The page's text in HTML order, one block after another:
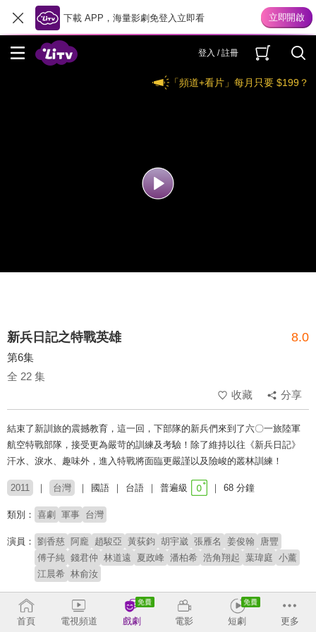
下載 APP，海量影劇免登入立即看
登入 / 註冊
「頻道+看片」每月只要 $199？
新兵日記之特戰英雄 8.0
第6集
全 22 集
收藏
分享
結束了新訓旅的震撼教育，這一回，下部隊的新兵們來到了六〇一旅陸軍
航空特戰部隊，接受更為嚴苛的訓練及考驗！除了維持以往《新兵日記》
汗水、淚水、趣味外，進入特戰將面臨更嚴謹以及險峻的叢林訓練！
2011 台灣 國語 台語 普遍級 68 分鐘
類別： 喜劇 軍事 台灣
演員： 劉香慈 阿龐 趙駿亞 黃荻鈞 胡宇崴 張雁名 姜俊翰
唐豐
傅子純 錢君仲 林道遠 夏政峰 潘柏希 浩角翔起 葉瑋庭 小薰
江晨希 林俞汝
導演： 張藝騰
首頁 電視頻道 戲劇 電影 短劇 更多